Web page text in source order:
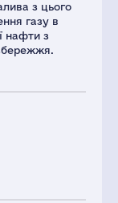
з цього
газу в
нафти з